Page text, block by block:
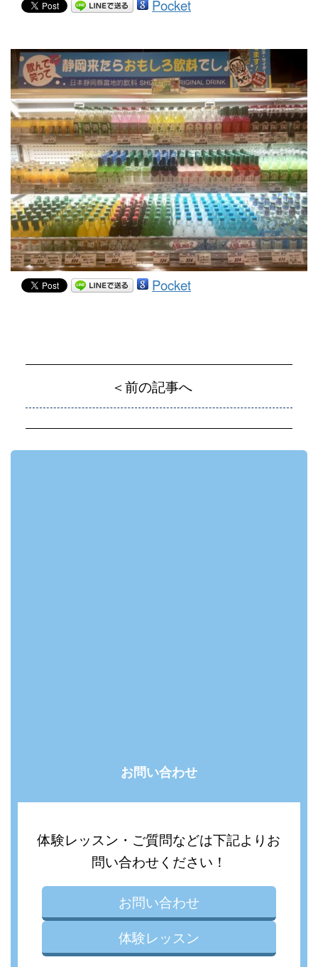
Pocket
Pocket
＜前の記事へ
お問い合わせ
体験レッスン・ご質問などは下記よりお
問い合わせください！
お問い合わせ
体験レッスン